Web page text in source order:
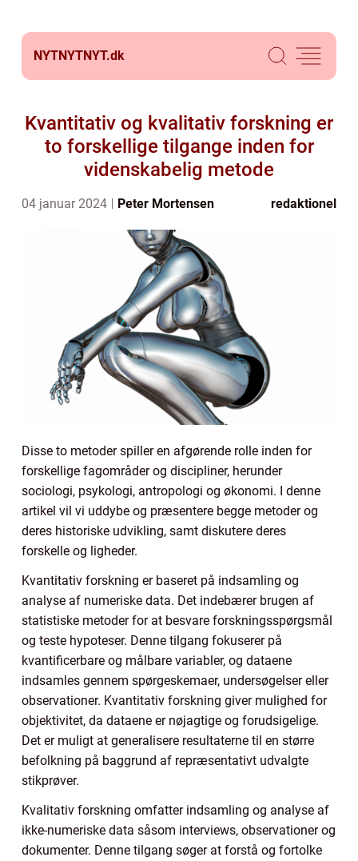
NYTNYTNYT.dk
Kvantitativ og kvalitativ forskning er
to forskellige tilgange inden for
videnskabelig metode
04 januar 2024 Peter Mortensen redaktionel
Disse to metoder spiller en afgørende rolle inden for
forskellige fagområder og discipliner, herunder
sociologi, psykologi, antropologi og økonomi. I denne
artikel vil vi uddybe og præsentere begge metoder og
deres historiske udvikling, samt diskutere deres
forskelle og ligheder.
Kvantitativ forskning er baseret på indsamling og
analyse af numeriske data. Det indebærer brugen af
statistiske metoder for at besvare forskningsspørgsmål
og teste hypoteser. Denne tilgang fokuserer på
kvantificerbare og målbare variabler, og dataene
indsamles gennem spørgeskemaer, undersøgelser eller
observationer. Kvantitativ forskning giver mulighed for
objektivitet, da dataene er nøjagtige og forudsigelige.
Det er muligt at generalisere resultaterne til en større
befolkning på baggrund af repræsentativt udvalgte
stikprøver.
Kvalitativ forskning omfatter indsamling og analyse af
ikke-numeriske data såsom interviews, observationer og
dokumenter. Denne tilgang søger at forstå og fortolke